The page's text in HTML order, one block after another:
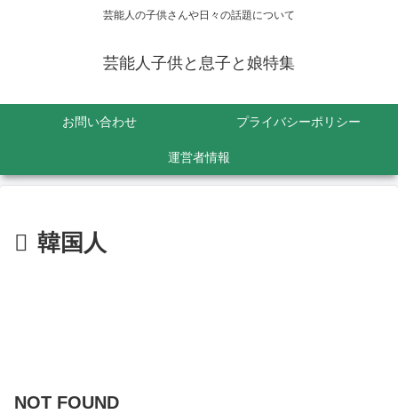
芸能人の子供さんや日々の話題について
芸能人子供と息子と娘特集
お問い合わせ プライバシーポリシー
運営者情報
韓国人
NOT FOUND